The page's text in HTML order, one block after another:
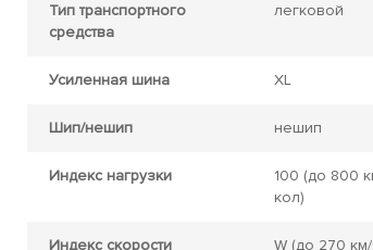
Тип транспортного
средства
легковой
Усиленная шина XL
Шип/нешип нешип
Индекс нагрузки 100 (до 800
кол)
Индекс скорости W(до 270 км/